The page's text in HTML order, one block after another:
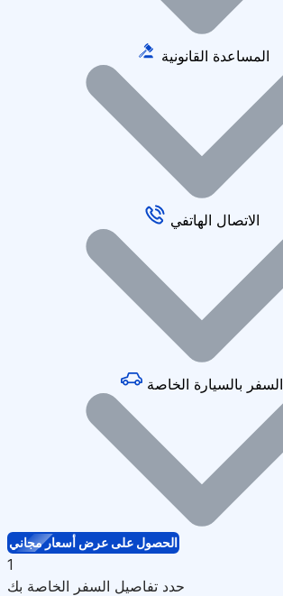
المساعدة القانونية
الاتصال الهاتفي
السفر بالسيارة الخاصة
الحصول على عرض أسعار مجاني
1
حدد تفاصيل السفر الخاصة بك